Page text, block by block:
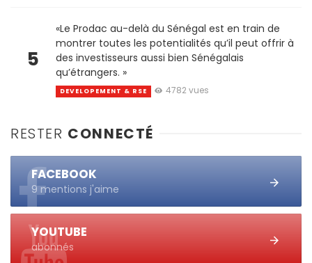
5
«Le Prodac au-delà du Sénégal est en train de
montrer toutes les potentialités qu’il peut offrir à
des investisseurs aussi bien Sénégalais
qu’étrangers. »
DEVELOPEMENT & RSE 4782 vues
RESTER CONNECTÉ
FACEBOOK
9 mentions j'aime
YOUTUBE
abonnés